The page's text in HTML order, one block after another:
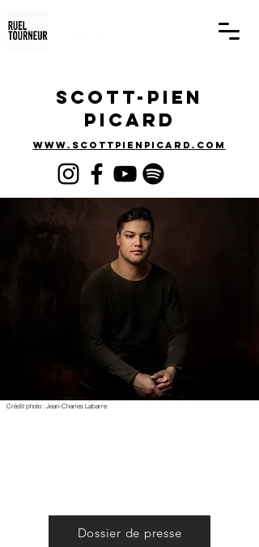
Scott-Pien
Picard
www.scottpienpicard.com
Crédit photo : Jean-Charles Labarre
Dossier de presse